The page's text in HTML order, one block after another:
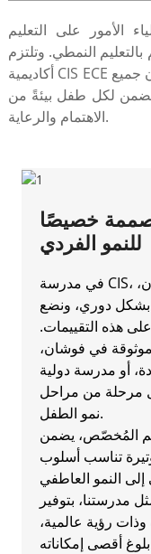
الأمور على التعليم
النمطي. وتلتزم
أكاديمية CIS ECE التزاماً تاماً بفصول دراسية صغيرة، حيث أن جميع
لكل طفل بيئةً من
الاهتمام والرعاية.
خصيصًا
للنمو الفردي
في مدرسة CIS، إحدى المدارس الرائدة في فوشان،
بشكل دوري، ونضع
هذه التقييمات.
في فوشان،
أو مدرسة دولية
مرحلة من مراحل
نمو الطفل.
المُخصّص، يضمن
تناسب أسلوب
النمو العاطفي
مدرستنا، بتوفير
رؤية عالمية،